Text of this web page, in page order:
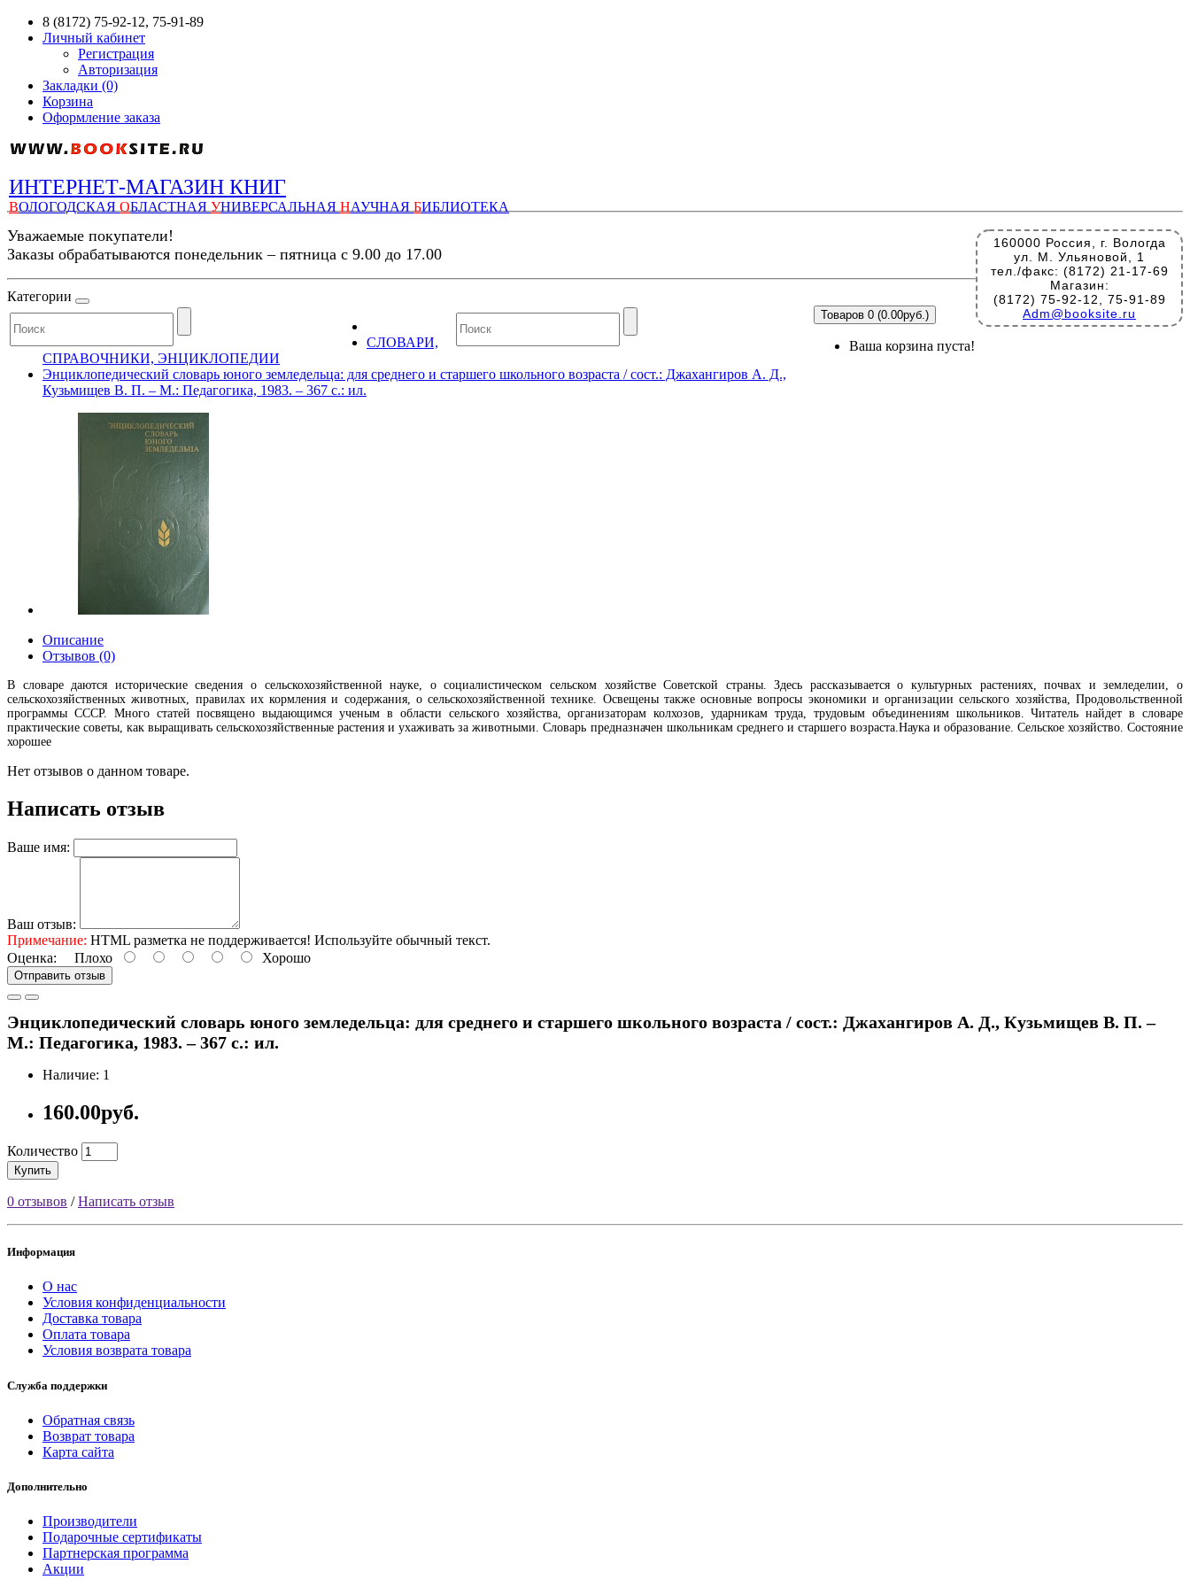
8 (8172) 75-92-12, 75-91-89
Личный кабинет
Регистрация
Авторизация
Закладки (0)
Корзина
Оформление заказа
ИНТЕРНЕТ-МАГАЗИН КНИГ
ВОЛОГОДСКАЯ ОБЛАСТНАЯ УНИВЕРСАЛЬНАЯ НАУЧНАЯ БИБЛИОТЕКА
160000 Россия, г. Вологда
ул. М. Ульяновой, 1
тел./факс: (8172) 21-17-69
Магазин:
(8172) 75-92-12, 75-91-89
Adm@booksite.ru
Уважаемые покупатели!
Заказы обрабатываются понедельник – пятница с 9.00 до 17.00
Категории
Товаров 0 (0.00руб.)
Ваша корзина пуста!
СЛОВАРИ,
СПРАВОЧНИКИ, ЭНЦИКЛОПЕДИИ
Энциклопедический словарь юного земледельца: для среднего и старшего школьного возраста / сост.: Джахангиров А. Д.,
Кузьмищев В. П. – М.: Педагогика, 1983. – 367 с.: ил.
Описание
Отзывов (0)
В словаре даются исторические сведения о сельскохозяйственной науке, о социалистическом сельском хозяйстве Советской страны. Здесь рассказывается о культурных растениях, почвах и земледелии, о
сельскохозяйственных животных, правилах их кормления и содержания, о сельскохозяйственной технике. Освещены также основные вопросы экономики и организации сельского хозяйства, Продовольственной
программы СССР. Много статей посвящено выдающимся ученым в области сельского хозяйства, организаторам колхозов, ударникам труда, трудовым объединениям школьников. Читатель найдет в словаре
практические советы, как выращивать сельскохозяйственные растения и ухаживать за животными. Словарь предназначен школьникам среднего и старшего возраста.Наука и образование. Сельское хозяйство. Состояние
хорошее
Нет отзывов о данном товаре.
Написать отзыв
Ваше имя:
Ваш отзыв:
Примечание: HTML разметка не поддерживается! Используйте обычный текст.
Оценка: Плохо Хорошо
Отправить отзыв
Энциклопедический словарь юного земледельца: для среднего и старшего школьного возраста / сост.: Джахангиров А. Д., Кузьмищев В. П. –
М.: Педагогика, 1983. – 367 с.: ил.
Наличие: 1
160.00руб.
Количество
Купить
0 отзывов /Написать отзыв
Информация
О нас
Условия конфиденциальности
Доставка товара
Оплата товара
Условия возврата товара
Служба поддержки
Обратная связь
Возврат товара
Карта сайта
Дополнительно
Производители
Подарочные сертификаты
Партнерская программа
Акции